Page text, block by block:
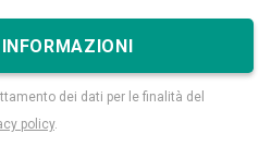
dei dati per le finalità del
policy.